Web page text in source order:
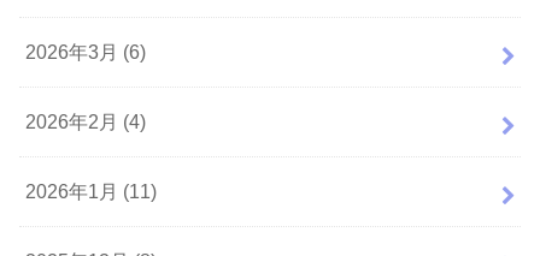
2026年3月 (6)
2026年2月 (4)
2026年1月 (11)